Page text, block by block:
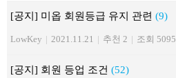
[공지] 미옵 회원등급 유지 관련 (9)
LowKey | 2021.11.21 | 추천 2 | 조회 5095
[공지] 회원 등업 조건 (52)